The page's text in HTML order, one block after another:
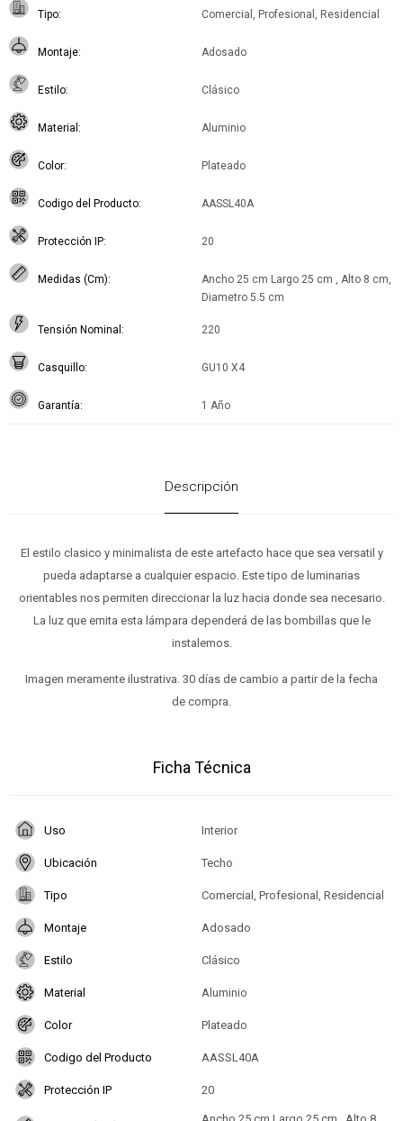
Tipo Comercial, Profesional, Residencial
Montaje Adosado
Estilo Clásico
Material Aluminio
Color Plateado
Codigo del Producto AASSL40A
Protección IP 20
Medidas (Cm)
Ancho 25 cm Largo 25 cm , Alto 8 cm,
Diametro 5.5 cm
Tensión Nominal 220
Casquillo GU10 X4
Garantía 1 Año
Descripción
El estilo clasico y minimalista de este artefacto hace que sea versatil y
pueda adaptarse a cualquier espacio. Este tipo de luminarias
orientables nos permiten direccionar la luz hacia donde sea necesario.
La luz que emita esta lámpara dependerá de las bombillas que le
instalemos.
Imagen meramente ilustrativa. 30 días de cambio a partir de la fecha
de compra.
Ficha Técnica
Uso Interior
Ubicación Techo
Tipo Comercial, Profesional, Residencial
Montaje Adosado
Estilo Clásico
Material Aluminio
Color Plateado
Codigo del Producto AASSL40A
Protección IP 20